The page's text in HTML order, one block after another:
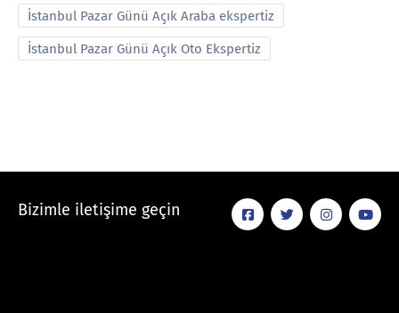
İstanbul Pazar Günü Açık Araba ekspertiz
İstanbul Pazar Günü Açık Oto Ekspertiz
Bizimle iletişime geçin